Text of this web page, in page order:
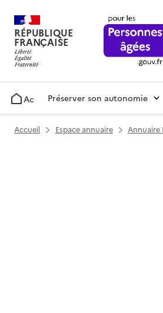
RÉPUBLIQUE
FRANÇAISE
AccueilPréserver son autonomie
Accueil Espace annuaire Annuaire